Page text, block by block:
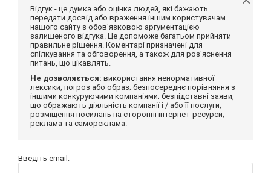
Відгук - це думка або оцінка людей, які бажають
передати досвід або враження іншим користувачам
нашого сайту з обов'язковою аргументацією
залишеного відгука. Це допоможе багатьом прийняти
правильне рішення. Коментарі призначені для
спілкування та обговорення, а також для роз'яснення
питань, що цікавлять.
Не дозволяється: використання ненормативної
лексики, погроз або образ; безпосереднє порівняння з
іншими конкуруючими компаніями; безпідставні заяви,
що ображають діяльність компанії і / або її послуги;
розміщення посилань на сторонні інтернет-ресурси;
реклама та самореклама.
Введіть email: